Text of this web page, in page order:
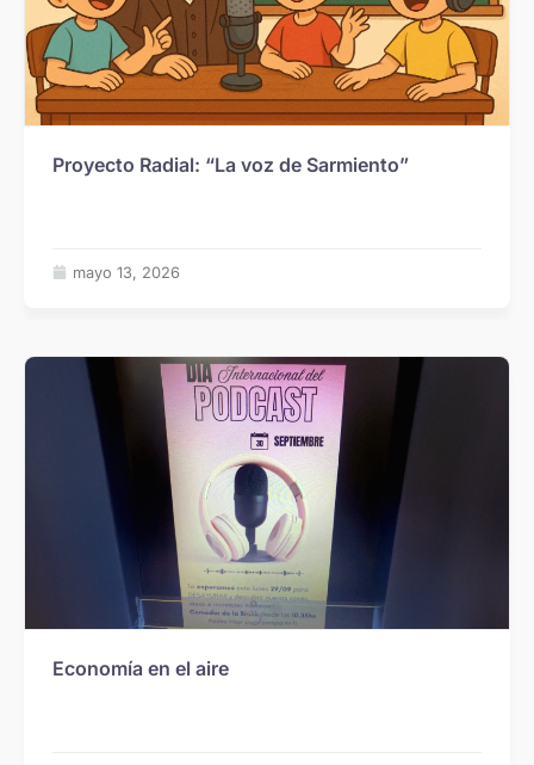
Proyecto Radial: “La voz de Sarmiento”
mayo 13, 2026
Economía en el aire